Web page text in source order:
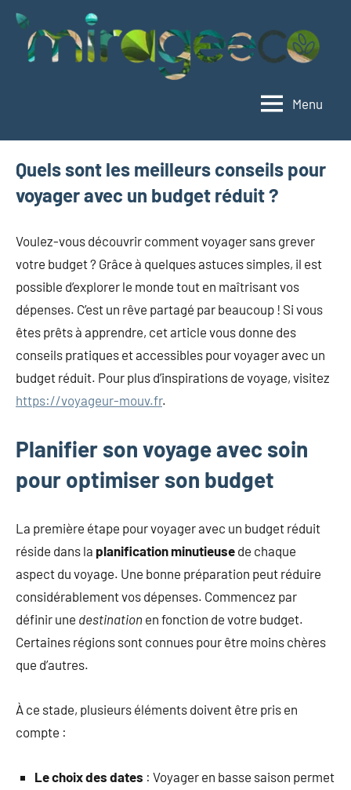
Aller
contenu
mieux
Menu
Quels sont les meilleurs conseils pour
voyager avec un budget réduit ?
Voulez-vous découvrir comment voyager sans grever
votre budget ? Grâce à quelques astuces simples, il est
possible d’explorer le monde tout en maîtrisant vos
dépenses. C’est un rêve partagé par beaucoup ! Si vous
êtes prêts à apprendre, cet article vous donne des
conseils pratiques et accessibles pour voyager avec un
budget réduit. Pour plus d’inspirations de voyage, visitez
https://voyageur-mouv.fr.
Planifier son voyage avec soin
pour optimiser son budget
La première étape pour voyager avec un budget réduit
réside dans la planification minutieuse de chaque
aspect du voyage. Une bonne préparation peut réduire
considérablement vos dépenses. Commencez par
définir une destination en fonction de votre budget.
Certaines régions sont connues pour être moins chères
que d’autres.
À ce stade, plusieurs éléments doivent être pris en
compte :
Le choix des dates : Voyager en basse saison permet